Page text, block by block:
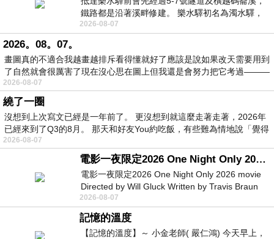
鐵路都是沿著溪畔修建。 樂水驛初名為濁水驛，
但因與臺鐵集集線車站同名，於1953
2026-08-07
2026。08。07。
畫圖真的不適合我越畫越排斥看得懂就好了應該是說如果改天需要用到
了自然就會很厲害了現在沒心思在圖上但我還是會努力把它考過———
2026-08-07
繞了一圈
沒想到上次寫文已經是一年前了。 更沒想到就這麼走著走著，2026年
已經來到了Q3的8月。 那天和好友You約吃飯，有些難為情地說「覺得
2026-08-07
電影一夜限定2026 One Night Only 2026 movie
電影一夜限定2026 One Night Only 2026 movie
Directed by Will Gluck Written by Travis Braun
Starring Monica Barbaro
2026-08-07
記憶的溫度
【記憶的溫度】～ 小金老師( 嚴仁鴻) 今天早上，